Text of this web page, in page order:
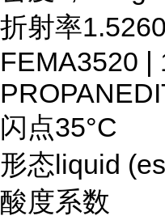
折射率
FEMA3520 |
闪点35°C
形态liquid
酸度系数